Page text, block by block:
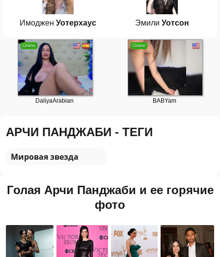
Имоджен Уотерхаус Эмили Уотсон
АРЧИ ПАНДЖАБИ - ТЕГИ
Мировая звезда
Голая Арчи Панджаби и ее горячие
фото